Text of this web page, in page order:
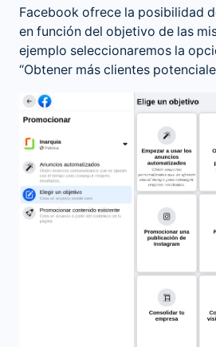
Facebook ofrece la posibilidad
en función del objetivo de las
ejemplo seleccionaremos la
“Obtener más clientes